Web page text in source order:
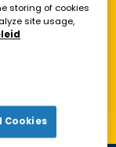
storing of cookies
site usage,
Cookies